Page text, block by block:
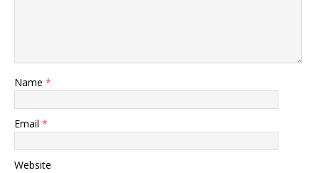
Name *
Email *
Website